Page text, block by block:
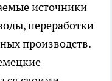
источники
переработки
производств.